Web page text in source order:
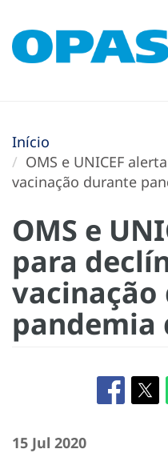
Início
OMS e UNICEF
vacinação durante
OMS e
para
pandemia
15 Jul 2020